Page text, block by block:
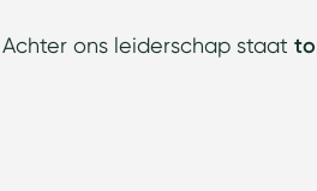
Achter ons leiderschap staat